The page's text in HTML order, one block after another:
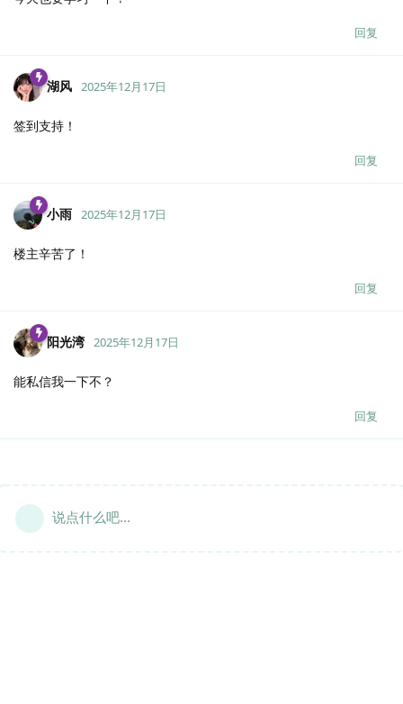
回复
湖风 2025年12月17日
签到支持！
回复
小雨 2025年12月17日
楼主辛苦了！
回复
阳光湾 2025年12月17日
能私信我一下不？
回复
说点什么吧...